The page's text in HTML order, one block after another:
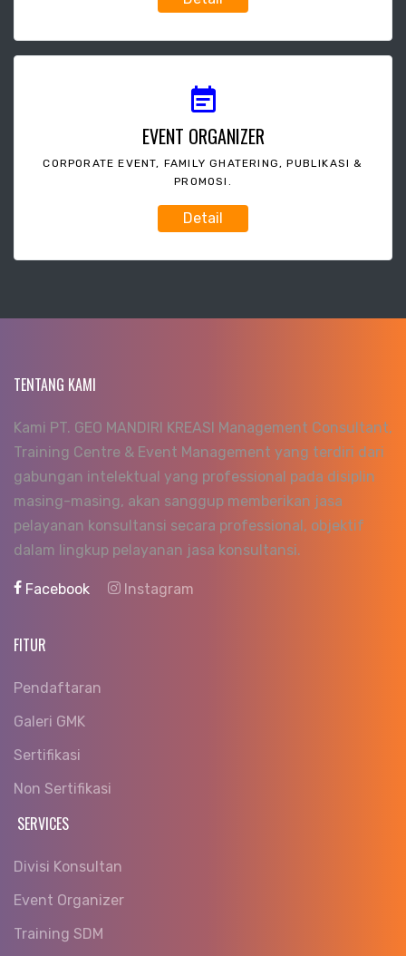
EVENT ORGANIZER
CORPORATE EVENT, FAMILY GHATERING, PUBLIKASI &
PROMOSI.
Detail
TENTANG KAMI
Kami PT. GEO MANDIRI KREASI Management Consultant,
Training Centre & Event Management yang terdiri dari
gabungan intelektual yang professional pada disiplin
masing-masing, akan sanggup memberikan jasa
pelayanan konsultansi secara professional, objektif
dalam lingkup pelayanan jasa konsultansi.
Facebook Instagram
FITUR
Pendaftaran
Galeri GMK
Sertifikasi
Non Sertifikasi
SERVICES
Divisi Konsultan
Event Organizer
Training SDM